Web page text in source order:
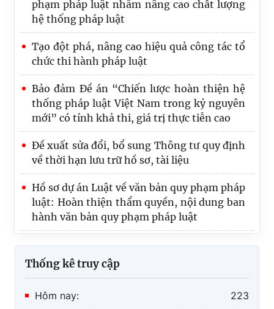
hệ thống pháp luật
Tạo đột phá, nâng cao hiệu quả công tác tổ
chức thi hành pháp luật
Bảo đảm Đề án “Chiến lược hoàn thiện hệ
thống pháp luật Việt Nam trong kỷ nguyên
mới” có tính khả thi, giá trị thực tiễn cao
Đề xuất sửa đổi, bổ sung Thông tư quy định
về thời hạn lưu trữ hồ sơ, tài liệu
Hồ sơ dự án Luật về văn bản quy phạm pháp
luật: Hoàn thiện thẩm quyền, nội dung ban
hành văn bản quy phạm pháp luật
Thống kê truy cập
Hôm nay: 223